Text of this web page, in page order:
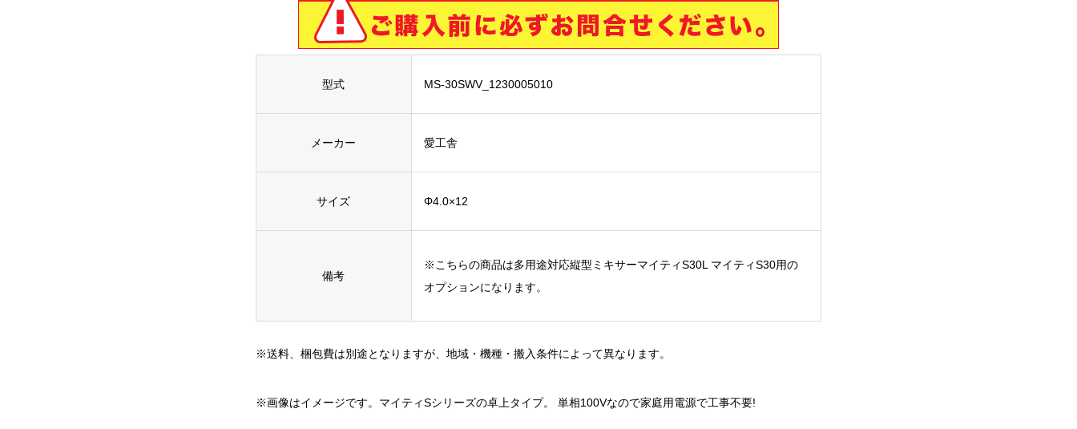
型式 MS-30SWV_1230005010
メーカー 愛工舎
サイズ Φ4.0×12
備考
※こちらの商品は多用途対応縦型ミキサーマイティS30L マイティS30用の
オプションになります。
※送料、梱包費は別途となりますが、地域・機種・搬入条件によって異なります。
※画像はイメージです。マイティSシリーズの卓上タイプ。 単相100Vなので家庭用電源で工事不要!